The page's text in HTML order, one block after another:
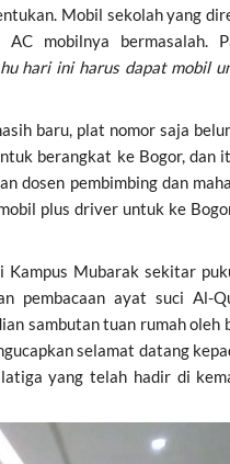
Mobil sekolah yang
mobilnya bermasalah.
hari ini harus dapat mobil
baru, plat nomor saja
berangkat ke Bogor, dan
dosen pembimbing dan
plus driver untuk ke
Kampus Mubarak sekitar
pembacaan ayat suci Al-
sambutan tuan rumah oleh
selamat datang
yang telah hadir di